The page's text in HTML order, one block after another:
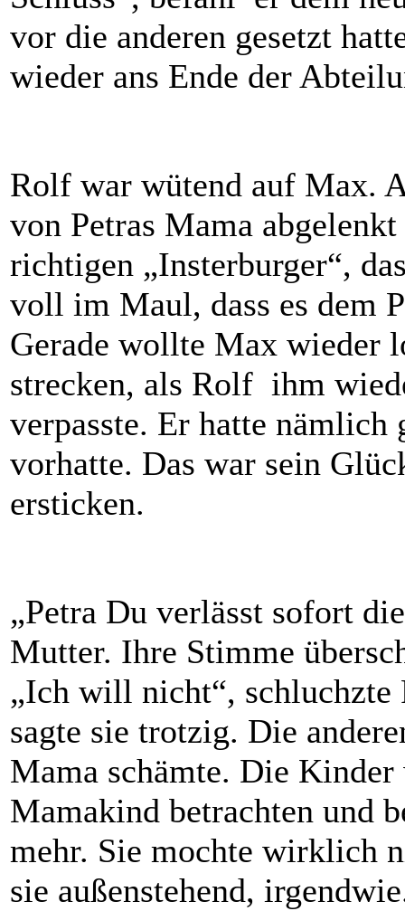
vor die anderen gesetzt
wieder ans Ende der
Rolf war wütend auf Max.
von Petras Mama
richtigen „Insterburger“,
voll im Maul, dass es dem
Gerade wollte Max wieder
strecken, als Rolf ihm
verpasste. Er hatte nämlich
vorhatte. Das war sein
ersticken.
„Petra Du verlässt sofort
Mutter. Ihre Stimme
„Ich will nicht“,
sagte sie trotzig. Die
Mama schämte. Die
Mamakind betrachten und
mehr. Sie mochte wirklich
sie außenstehend,